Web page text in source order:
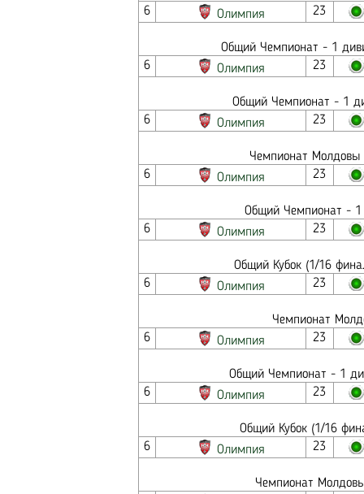
6 Олимпия 23
Общий Чемпионат - 1
6
Олимпия 23
Общий Чемпионат - 1
6
Олимпия 23
Чемпионат
6
Олимпия 23
Общий Чемпионат -
6
Олимпия 23
Общий Кубок (1/16
6
Олимпия 23
Чемпионат
6
Олимпия 23
Общий Чемпионат - 1
6
Олимпия 23
Общий Кубок (1/16
6
Олимпия 23
Чемпионат